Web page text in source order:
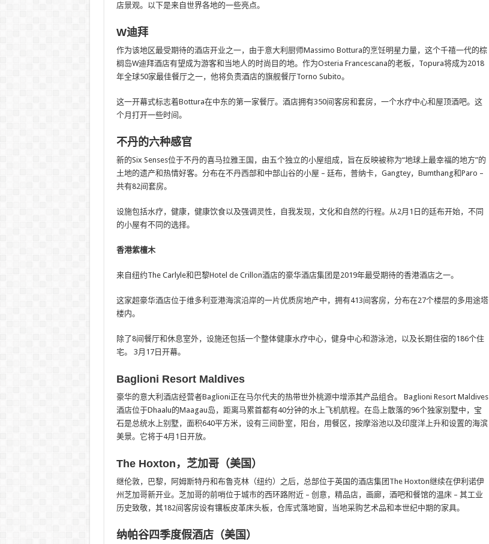
店景观。以下是来自世界各地的一些亮点。
W迪拜
作为该地区最受期待的酒店开业之一，由于意大利厨师Massimo Bottura的烹饪明星力量，这个千禧一代的棕
榈岛W迪拜酒店有望成为游客和当地人的时尚目的地。作为Osteria Francescana的老板，Topura将成为2018
年全球50家最佳餐厅之一，他将负责酒店的旗舰餐厅Torno Subito。
这一开幕式标志着Bottura在中东的第一家餐厅。酒店拥有350间客房和套房，一个水疗中心和屋顶酒吧。这
个月打开一些时间。
不丹的六种感官
新的Six Senses位于不丹的喜马拉雅王国，由五个独立的小屋组成，旨在反映被称为“地球上最幸福的地方”的
土地的遗产和热情好客。分布在不丹西部和中部山谷的小屋 – 廷布，普纳卡，Gangtey，Bumthang和Paro –
共有82间套房。
设施包括水疗，健康，健康饮食以及强调灵性，自我发现，文化和自然的行程。从2月1日的廷布开始，不同
的小屋有不同的选择。
香港紫檀木
来自纽约The Carlyle和巴黎Hotel de Crillon酒店的豪华酒店集团是2019年最受期待的香港酒店之一。
这家超豪华酒店位于维多利亚港海滨沿岸的一片优质房地产中，拥有413间客房，分布在27个楼层的多用途塔
楼内。
除了8间餐厅和休息室外，设施还包括一个整体健康水疗中心，健身中心和游泳池，以及长期住宿的186个住
宅。 3月17日开幕。
Baglioni Resort Maldives
豪华的意大利酒店经营者Baglioni正在马尔代夫的热带世外桃源中增添其产品组合。 Baglioni Resort Maldives
酒店位于Dhaalu的Maagau岛，距离马累首都有40分钟的水上飞机航程。在岛上散落的96个独家别墅中，宝
石是总统水上别墅，面积640平方米，设有三间卧室，阳台，用餐区，按摩浴池以及印度洋上升和设置的海滨
美景。它将于4月1日开放。
The Hoxton，芝加哥（美国）
继伦敦，巴黎，阿姆斯特丹和布鲁克林（纽约）之后，总部位于英国的酒店集团The Hoxton继续在伊利诺伊
州芝加哥新开业。芝加哥的前哨位于城市的西环路附近 – 创意，精品店，画廊，酒吧和餐馆的温床 – 其工业
历史致敬，其182间客房设有镶板皮革床头板，仓库式落地窗，当地采购艺术品和本世纪中期的家具。
纳帕谷四季度假酒店（美国）